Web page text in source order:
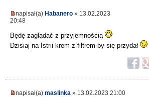
napisał(a) Habanero » 13.02.2023
20:48
Będę zaglądać z przyjemnością
Dzisiaj na Istrii krem z filtrem by się przydał
napisał(a) maslinka » 13.02.2023 21:00